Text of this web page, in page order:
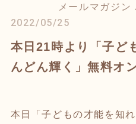
メールマガジン
2022/05/25
本日21時より「子ど
んどん輝く」無料オ
本日「子どもの才能を知